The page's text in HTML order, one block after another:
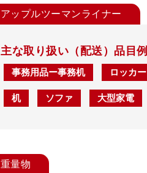
アップルツーマンライナー
主な取り扱い（配送）品目例
事務用品ー事務机 ロッカー
机 ソファ 大型家電
重量物